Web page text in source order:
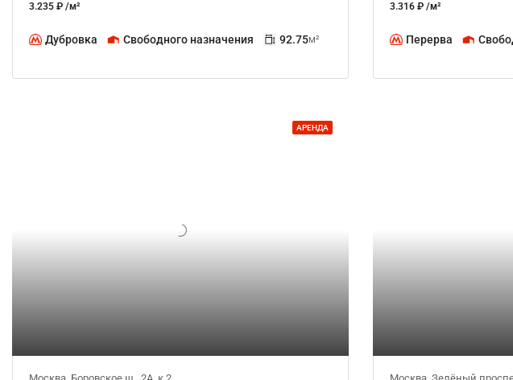
3.235 ₽ /м²
Дубровка Свободного назначения 92.75м²
3.316 ₽ /м²
Перерва
АРЕНДА
Москва, Боровское ш., 2А, к 2 Москва, Зелёный